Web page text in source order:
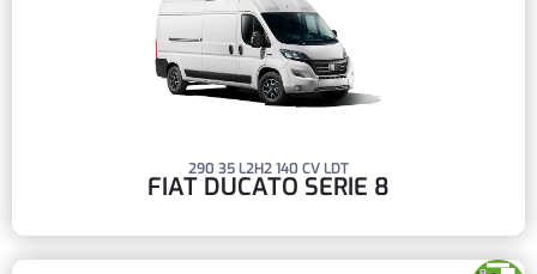
290 35 L2H2 140 CV LDT
FIAT DUCATO SERIE 8